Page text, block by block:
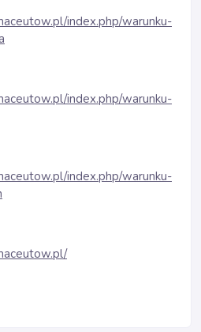
index.php/warunku-
index.php/warunku-
index.php/warunku-